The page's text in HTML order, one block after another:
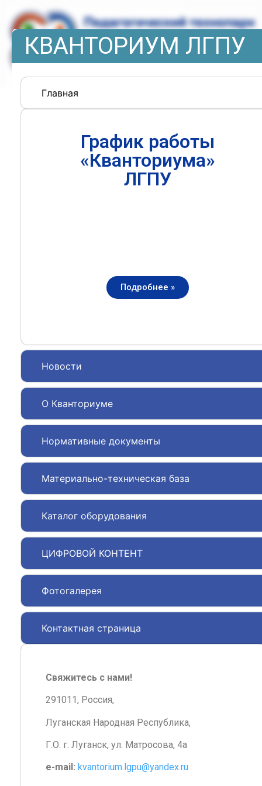
КВАНТОРИУМ ЛГПУ
Главная
Новости
О Кванториуме
Нормативные документы
Материально-техническая база
Каталог оборудования
ЦИФРОВОЙ КОНТЕНТ
Фотогалерея
Контактная страница
График работы
«Кванториума»
ЛГПУ
Подробнее »
Свяжитесь с нами!
291011, Россия,
Луганская Народная Республика,
Г.О. г. Луганск, ул. Матросова, 4а
e-mail: kvantorium.lgpu@yandex.ru